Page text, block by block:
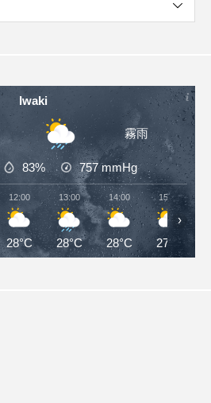
Iwaki
霧雨
83% 757mmHg
12:00
28°C
13:00
28°C
14:00
28°C
15:00
27°C
›